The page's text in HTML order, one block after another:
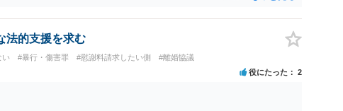
もよい」として提示された条件を全部丸呑みする、という方法しかな
訟をしたくないという考えを見透かされてしまうと、逆に足下を見ら
離婚原因を主張し、判決へ持っていく方が近道であることも少なくあ
へ相談・依頼した方がよいと思います。
法的支援を求む
い #暴行・傷害罪 #慰謝料請求したい側 #離婚協議
役にたった 2